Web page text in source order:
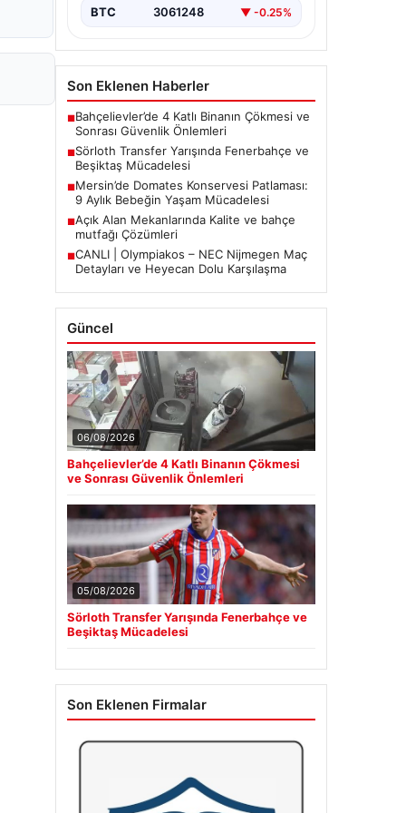
BTC 3061248 ▼ -0.25%
Son Eklenen Haberler
■Bahçelievler’de 4 Katlı Binanın Çökmesi ve
Sonrası Güvenlik Önlemleri
■Sörloth Transfer Yarışında Fenerbahçe ve
Beşiktaş Mücadelesi
■Mersin’de Domates Konservesi Patlaması:
9 Aylık Bebeğin Yaşam Mücadelesi
■Açık Alan Mekanlarında Kalite ve bahçe
mutfağı Çözümleri
■CANLI | Olympiakos – NEC Nijmegen Maç
Detayları ve Heyecan Dolu Karşılaşma
Güncel
06/08/2026
Bahçelievler’de 4 Katlı Binanın Çökmesi
ve Sonrası Güvenlik Önlemleri
05/08/2026
Sörloth Transfer Yarışında Fenerbahçe ve
Beşiktaş Mücadelesi
Son Eklenen Firmalar